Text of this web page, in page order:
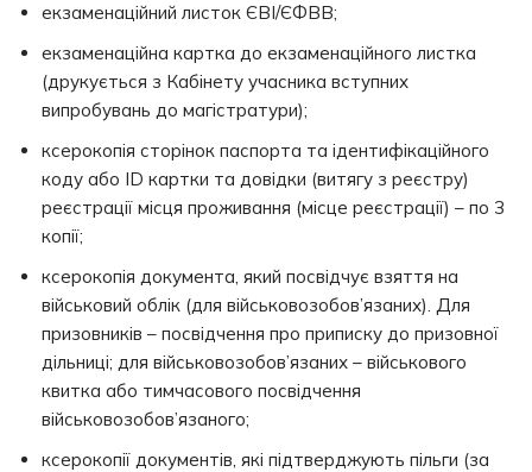
екзаменаційний листок ЄВІ/ЄФВВ;
екзаменаційна картка до екзаменаційного листка
(друкується з Кабінету учасника вступних
випробувань до магістратури);
ксерокопія сторінок паспорта та ідентифікаційного
коду або ІD картки та довідки (витягу з реєстру)
реєстрації місця проживання (місце реєстрації) – по 3
копії;
ксерокопія документа, який посвідчує взяття на
військовий облік (для військовозобов’язаних). Для
призовників – посвідчення про приписку до призовної
дільниці; для військовозобов’язаних – військового
квитка або тимчасового посвідчення
військовозобов’язаного;
ксерокопії документів, які підтверджують пільги (за